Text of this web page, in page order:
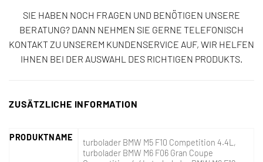
SIE HABEN NOCH FRAGEN UND BENÖTIGEN UNSERE
BERATUNG? DANN NEHMEN SIE GERNE TELEFONISCH
KONTAKT ZU UNSEREM KUNDENSERVICE AUF, WIR HELFEN
IHNEN BEI DER AUSWAHL DES RICHTIGEN PRODUKTS.
ZUSÄTZLICHE INFORMATION
PRODUKTNAME
turbolader BMW M5 F10 Competition 4.4L,
turbolader BMW M6 F06 Gran Coupe